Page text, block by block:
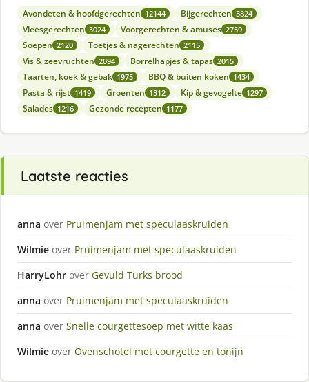
Avondeten & hoofdgerechten 12144 Bijgerechten 3824
Vleesgerechten 3024 Voorgerechten & amuses 2759
Soepen 2120 Toetjes & nagerechten 2115
Vis & zeevruchten 2094 Borrelhapjes & tapas 2015
Taarten, koek & gebak 1975 BBQ & buiten koken 1434
Pasta & rijst 1419 Groenten 1312 Kip & gevogelte 1297
Salades 1216 Gezonde recepten 1177
Laatste reacties
anna over Pruimenjam met speculaaskruiden
Wilmie over Pruimenjam met speculaaskruiden
HarryLohr over Gevuld Turks brood
anna over Pruimenjam met speculaaskruiden
anna over Snelle courgettesoep met witte kaas
Wilmie over Ovenschotel met courgette en tonijn